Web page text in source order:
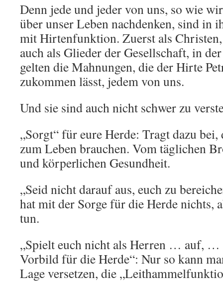
Denn jede und jeder von uns, so wie
über unser Leben nachdenken, sind in
mit Hirtenfunktion. Zuerst als
auch als Glieder der Gesellschaft, in
gelten die Mahnungen, die der Hirte
zukommen lässt, jedem von uns.
Und sie sind auch nicht schwer zu
„Sorgt“ für eure Herde: Tragt dazu bei,
zum Leben brauchen. Vom täglichen
und körperlichen Gesundheit.
„Seid nicht darauf aus, euch zu
hat mit der Sorge für die Herde nichts,
tun.
„Spielt euch nicht als Herren … auf, …
Vorbild für die Herde“: Nur so kann
Lage versetzen, die